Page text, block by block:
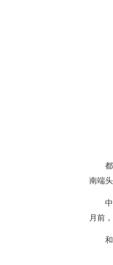
南端头
月前